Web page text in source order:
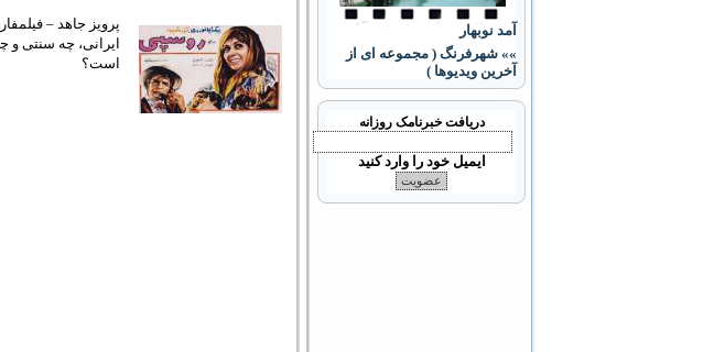
آمد نوبهار
»» شهرفرنگ ( مجموعه ای از
آخرین ویدیوها )
دریافت خبرنامک روزانه
ایمیل خود را وارد کنید
پرویز جاهد –
ایرانی، چه سنتی و
است؟